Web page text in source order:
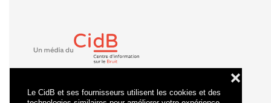
Le CidB et ses fournisseurs utilisent les cookies et des
❌